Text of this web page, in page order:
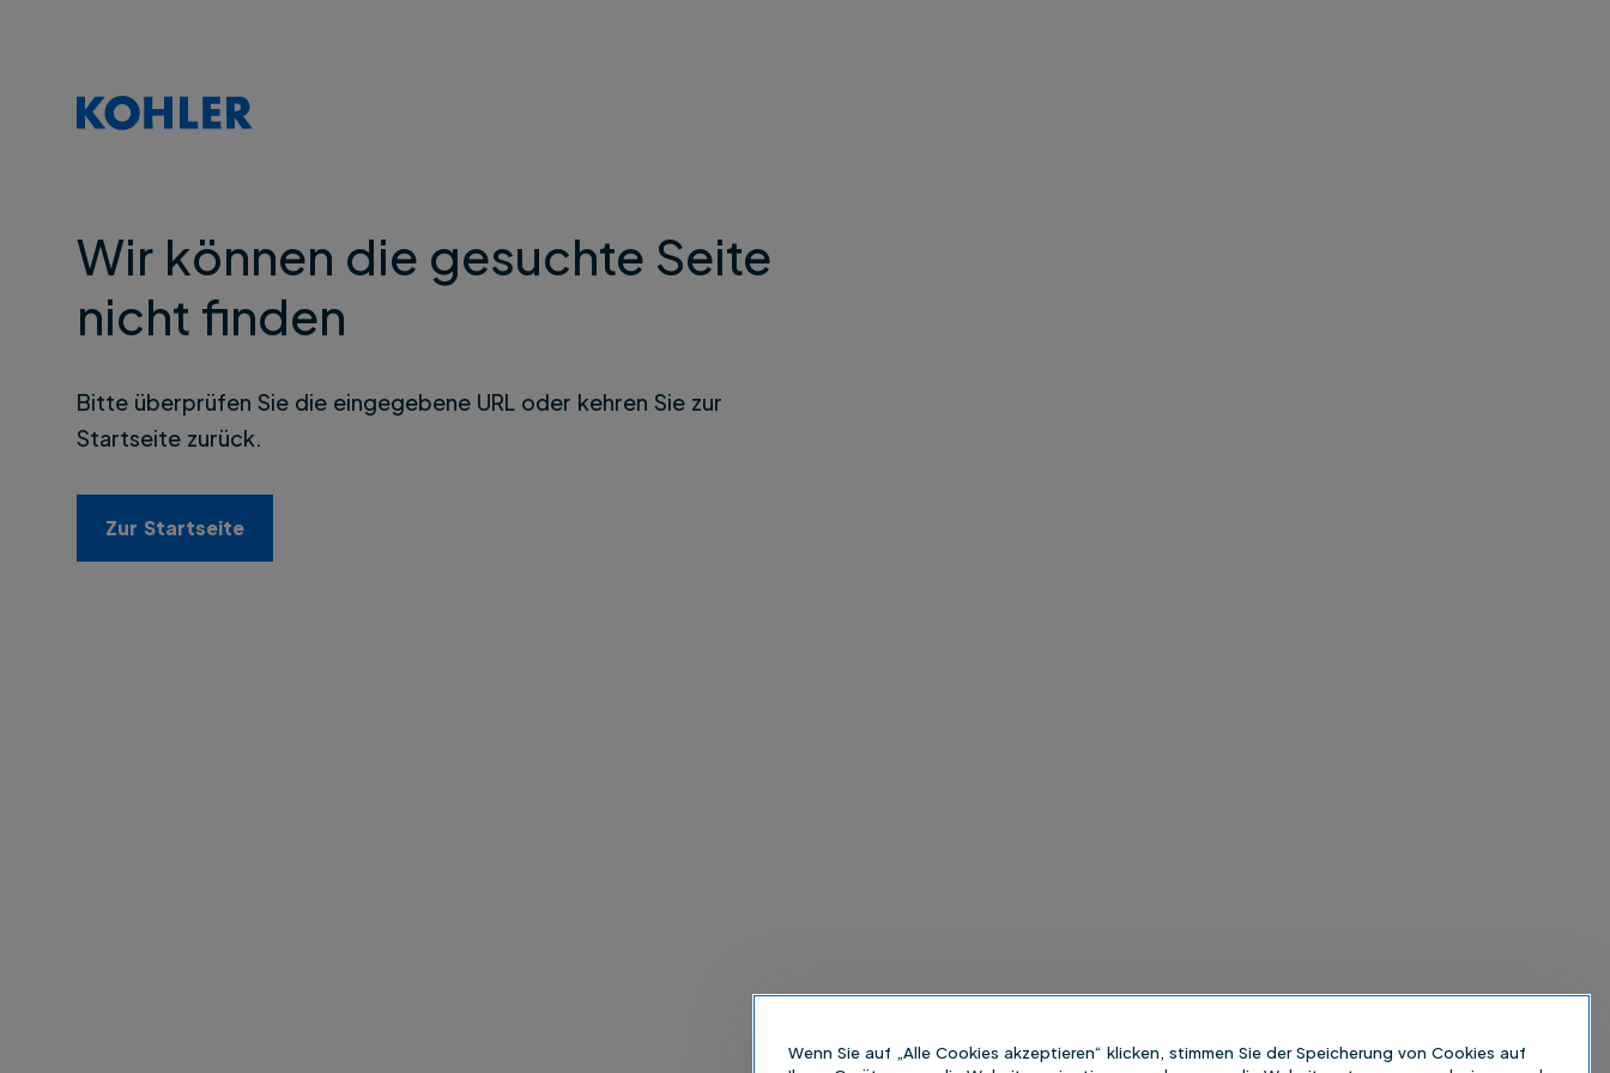
Wir können die gesuchte Seite
nicht finden
Bitte überprüfen Sie die eingegebene URL oder kehren Sie zur
Startseite zurück.
Zur Startseite
Wenn Sie auf „Alle Cookies akzeptieren“ klicken, stimmen Sie der Speicherung von Cookies auf